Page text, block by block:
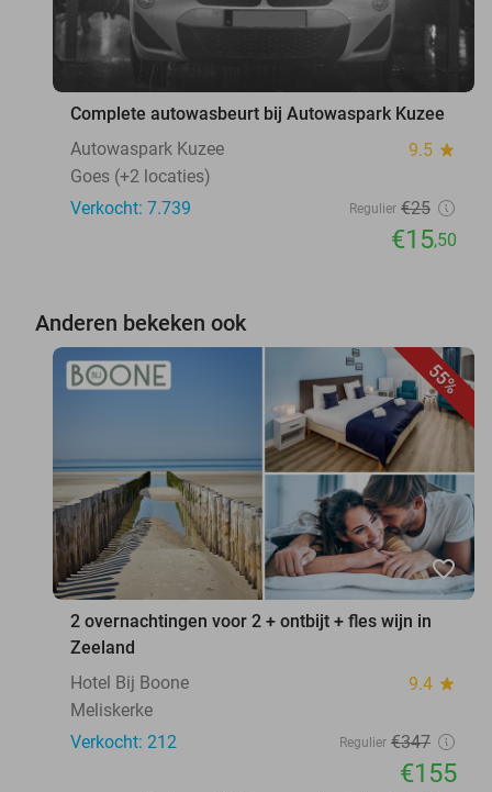
Complete autowasbeurt bij Autowaspark Kuzee
Autowaspark Kuzee
9.5 star
Goes (+2 locaties)
Verkocht: 7.739
Regulier €25
€15,50
Anderen bekeken ook
55%
favorite_border
2 overnachtingen voor 2 + ontbijt + fles wijn in
Zeeland
Hotel Bij Boone
9.4 star
Meliskerke
Verkocht: 212
Regulier €347
€155